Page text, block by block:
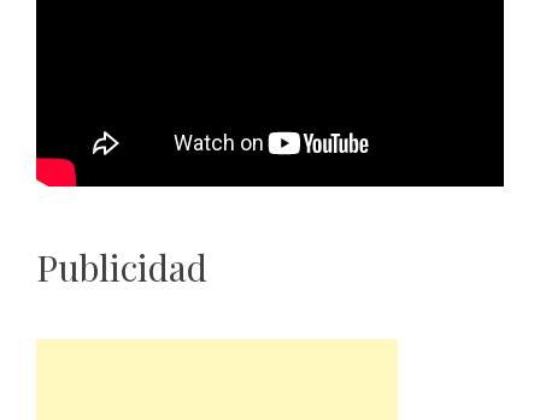
Publicidad